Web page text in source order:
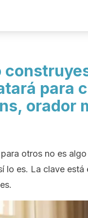
para
orador
otros no es
lo es. La clave